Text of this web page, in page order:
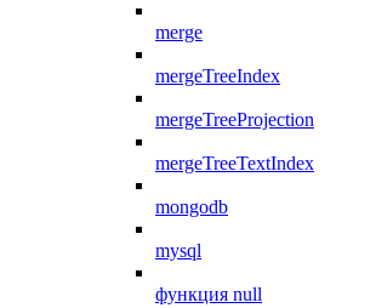
merge
mergeTreeIndex
mergeTreeProjection
mergeTreeTextIndex
mongodb
mysql
функция null